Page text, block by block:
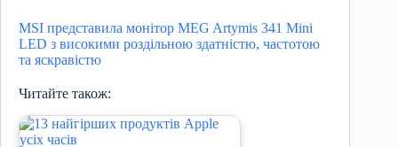
MSI представила монітор MEG Artymis 341 Mini
LED з високими роздільною здатністю, частотою
та яскравістю
Читайте також: